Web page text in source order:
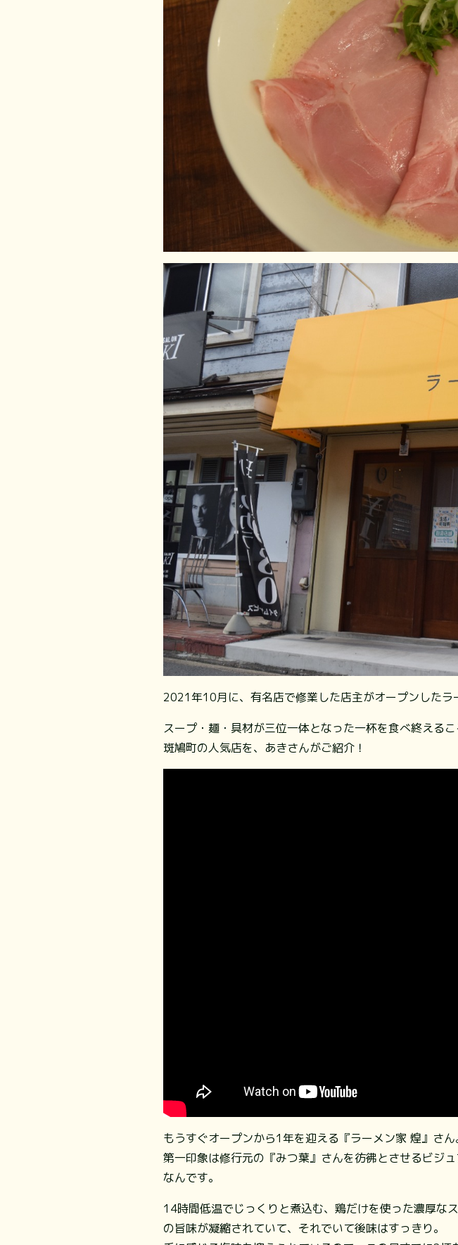
2021年10月に、有名店で修業した店主がオープンしたラ
スープ・麺・具材が三位一体となった一杯を食べ終える
斑鳩町の人気店を、あきさんがご紹介！
もうすぐオープンから1年を迎える『ラーメン家 煌』さん
第一印象は修行元の『みつ葉』さんを彷彿とさせるビジ
なんです。
14時間低温でじっくりと煮込む、鶏だけを使った濃厚な
の旨味が凝縮されていて、それでいて後味はすっきり。